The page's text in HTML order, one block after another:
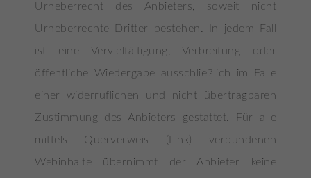
Urheberrecht des Anbieters, soweit nicht
Urheberrechte Dritter bestehen. In jedem Fall
ist eine Vervielfältigung, Verbreitung oder
öffentliche Wiedergabe ausschließlich im Falle
einer widerruflichen und nicht übertragbaren
Zustimmung des Anbieters gestattet. Für alle
mittels Querverweis (Link) verbundenen
Webinhalte übernimmt der Anbieter keine